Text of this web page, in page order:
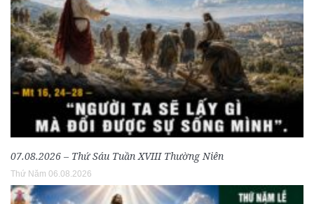
07.08.2026 – Thứ Sáu Tuần XVIII Thường Niên
Thứ Năm 06.08.2026